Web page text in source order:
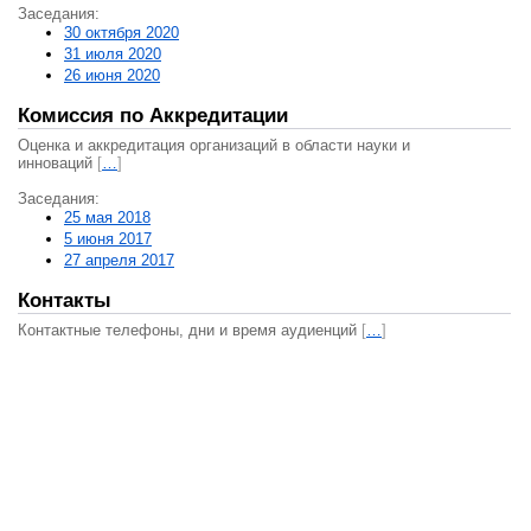
Заседания:
30 октября 2020
31 июля 2020
26 июня 2020
Комиссия по Аккредитации
Оценка и аккредитация организаций в области науки и
инноваций […]
Заседания:
25 мая 2018
5 июня 2017
27 апреля 2017
Контакты
Контактные телефоны, дни и время аудиенций […]